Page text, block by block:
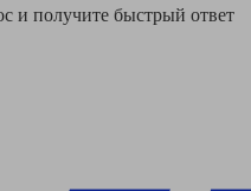
и получите быстрый ответ